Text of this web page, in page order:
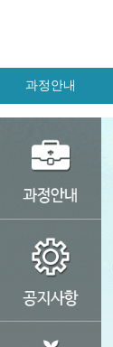
과정안내